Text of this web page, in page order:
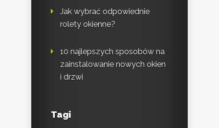
Jak wybrać odpowiednie
rolety okienne?
10 najlepszych sposobów na
zainstalowanie nowych okien
i drzwi
Tagi